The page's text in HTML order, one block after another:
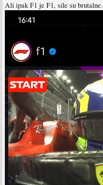
Ali ipak F1 je F1, sile su brutalne.